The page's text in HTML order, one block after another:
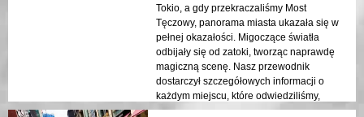
Tokio, a gdy przekraczaliśmy Most
Tęczowy, panorama miasta ukazała się w
pełnej okazałości. Migoczące światła
odbijały się od zatoki, tworząc naprawdę
magiczną scenę. Nasz przewodnik
dostarczył szczegółowych informacji o
każdym miejscu, które odwiedziliśmy,
dzieląc się interesującymi historiami i